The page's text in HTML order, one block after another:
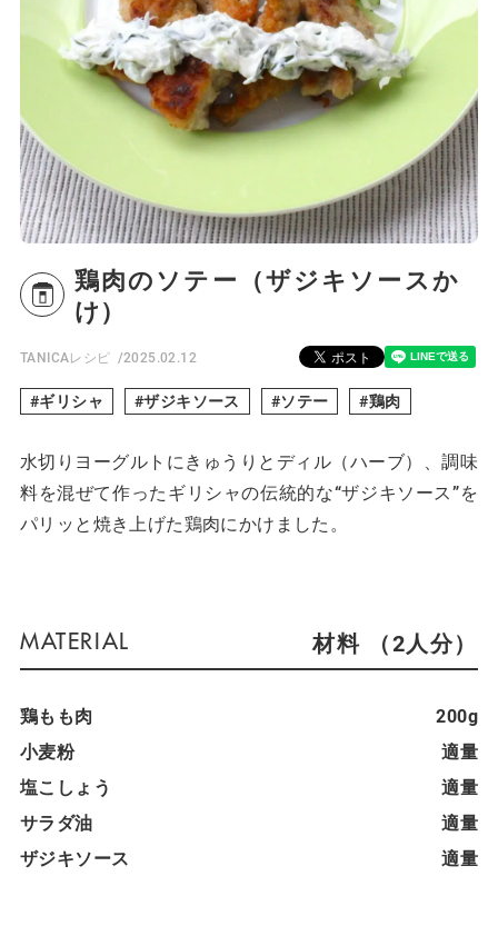
鶏肉のソテー（ザジキソースか
け）
TANICAレシピ 2025.02.12
ギリシャ ザジキソース ソテー 鶏肉
水切りヨーグルトにきゅうりとディル（ハーブ）、調味
料を混ぜて作ったギリシャの伝統的な“ザジキソース”を
パリッと焼き上げた鶏肉にかけました。
材料 （2人分）
鶏もも肉
200g
小麦粉
適量
塩こしょう
適量
サラダ油
適量
ザジキソース
適量